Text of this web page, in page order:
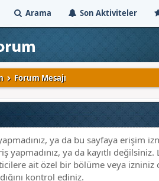
Arama Son Aktiviteler
Forum Mesajı
ya da bu sayfaya erişim
yapmadınız, ya da kayıtlı
ait özel bir bölüme veya izniniz
kontrol ediniz.